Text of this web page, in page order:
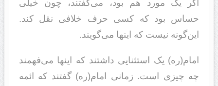
اگر یک مورد‌‌ هم بود‌‌، می‌گفتند‌‌، چون خیلی
حساس بود‌‌ که کسی حرف خلافی نقل کند‌‌.
این‌گونه نیست که اینها می‌گویند‌‌.
امام(ره) یک استثنایی د‌‌اشتند‌‌ که اینها می‌فهمند‌‌
چه چیزی است. زمانی امام(ره) گفتند‌‌ که ائمه